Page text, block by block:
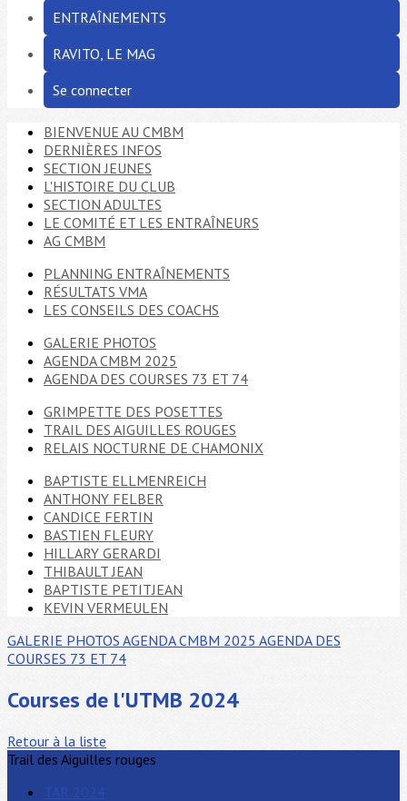
ENTRAÎNEMENTS
RAVITO, LE MAG
Se connecter
BIENVENUE AU CMBM
DERNIÈRES INFOS
SECTION JEUNES
L'HISTOIRE DU CLUB
SECTION ADULTES
LE COMITÉ ET LES ENTRAÎNEURS
AG CMBM
PLANNING ENTRAÎNEMENTS
RÉSULTATS VMA
LES CONSEILS DES COACHS
GALERIE PHOTOS
AGENDA CMBM 2025
AGENDA DES COURSES 73 ET 74
GRIMPETTE DES POSETTES
TRAIL DES AIGUILLES ROUGES
RELAIS NOCTURNE DE CHAMONIX
BAPTISTE ELLMENREICH
ANTHONY FELBER
CANDICE FERTIN
BASTIEN FLEURY
HILLARY GERARDI
THIBAULT JEAN
BAPTISTE PETITJEAN
KEVIN VERMEULEN
GALERIE PHOTOS AGENDA CMBM 2025 AGENDA DES
COURSES 73 ET 74
Courses de l'UTMB 2024
Retour à la liste
Trail des Aiguilles rouges
TAR 2024